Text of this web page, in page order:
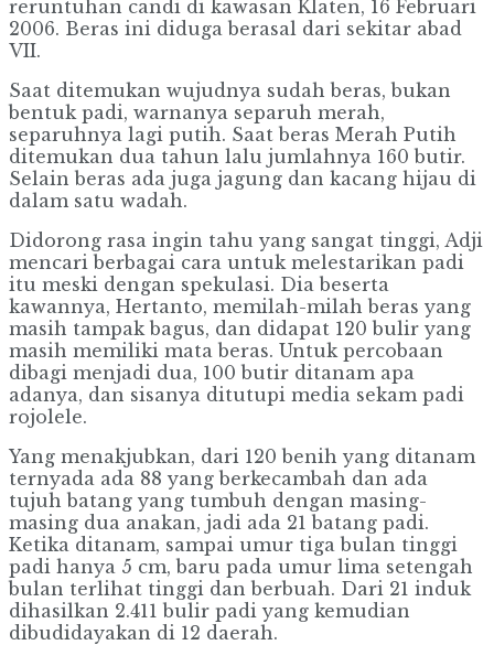
reruntuhan candi di kawasan Klaten, 16 Februari
2006. Beras ini diduga berasal dari sekitar abad
VII.
Saat ditemukan wujudnya sudah beras, bukan
bentuk padi, warnanya separuh merah,
separuhnya lagi putih. Saat beras Merah Putih
ditemukan dua tahun lalu jumlahnya 160 butir.
Selain beras ada juga jagung dan kacang hijau di
dalam satu wadah.
Didorong rasa ingin tahu yang sangat tinggi, Adji
mencari berbagai cara untuk melestarikan padi
itu meski dengan spekulasi. Dia beserta
kawannya, Hertanto, memilah-milah beras yang
masih tampak bagus, dan didapat 120 bulir yang
masih memiliki mata beras. Untuk percobaan
dibagi menjadi dua, 100 butir ditanam apa
adanya, dan sisanya ditutupi media sekam padi
rojolele.
Yang menakjubkan, dari 120 benih yang ditanam
ternyada ada 88 yang berkecambah dan ada
tujuh batang yang tumbuh dengan masing-
masing dua anakan, jadi ada 21 batang padi.
Ketika ditanam, sampai umur tiga bulan tinggi
padi hanya 5 cm, baru pada umur lima setengah
bulan terlihat tinggi dan berbuah. Dari 21 induk
dihasilkan 2.411 bulir padi yang kemudian
dibudidayakan di 12 daerah.